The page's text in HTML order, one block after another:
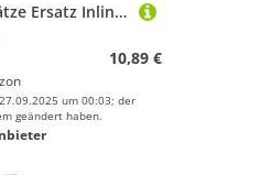
HANABASS 2 Sätze Ersatz Inline Skate Strap PVC Langlebiger Rollschuh Riemen mit Schrauben Muttern für Inline Roller Skates Stabile Energie Riemen für Indoor Outdoor Skaten
10,89 €
um 00:03; der
geändert haben.